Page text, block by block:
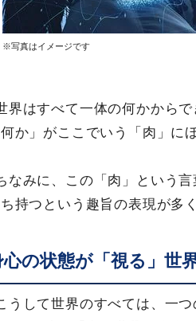
※写真はイメージです
界はすべて一体の何かから
か」がここでいう「肉」に
なみに、この「肉」という
持つという趣旨の表現が多
心の状態が「視る」世
うして世界のすべては、一